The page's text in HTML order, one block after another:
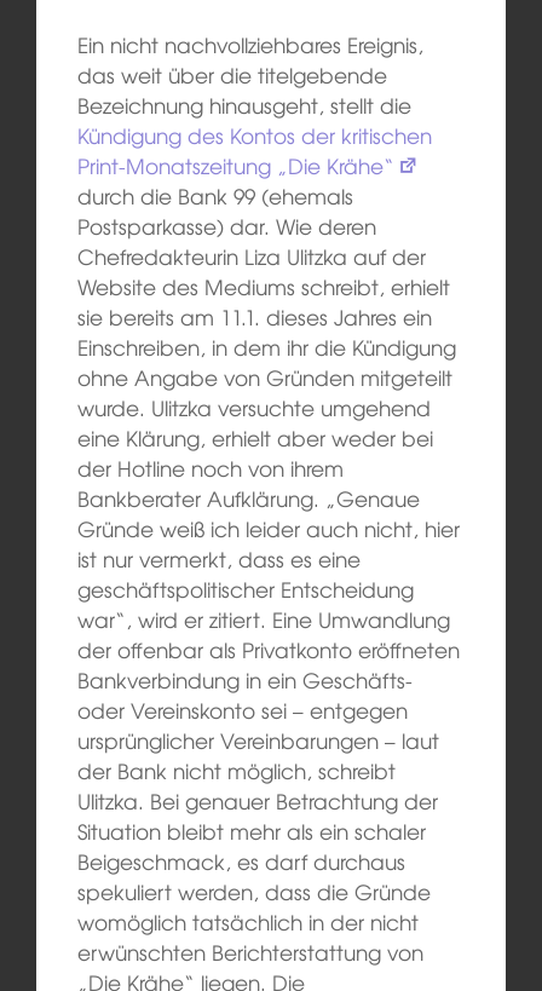
Ein nicht nachvollziehbares Ereignis,
das weit über die titelgebende
Bezeichnung hinausgeht, stellt die
Kündigung des Kontos der kritischen
Print-Monatszeitung „Die Krähe“
durch die Bank 99 (ehemals
Postsparkasse) dar. Wie deren
Chefredakteurin Liza Ulitzka auf der
Website des Mediums schreibt, erhielt
sie bereits am 11.1. dieses Jahres ein
Einschreiben, in dem ihr die Kündigung
ohne Angabe von Gründen mitgeteilt
wurde. Ulitzka versuchte umgehend
eine Klärung, erhielt aber weder bei
der Hotline noch von ihrem
Bankberater Aufklärung. „Genaue
Gründe weiß ich leider auch nicht, hier
ist nur vermerkt, dass es eine
geschäftspolitischer Entscheidung
war“, wird er zitiert. Eine Umwandlung
der offenbar als Privatkonto eröffneten
Bankverbindung in ein Geschäfts-
oder Vereinskonto sei – entgegen
ursprünglicher Vereinbarungen – laut
der Bank nicht möglich, schreibt
Ulitzka. Bei genauer Betrachtung der
Situation bleibt mehr als ein schaler
Beigeschmack, es darf durchaus
spekuliert werden, dass die Gründe
womöglich tatsächlich in der nicht
erwünschten Berichterstattung von
„Die Krähe“ liegen. Die